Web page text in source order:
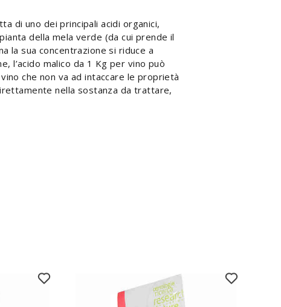
di uno dei principali acidi organici,
della mela verde (da cui prende il
la sua concentrazione si riduce a
l’acido malico da 1 Kg per vino può
che non va ad intaccare le proprietà
nella sostanza da trattare,